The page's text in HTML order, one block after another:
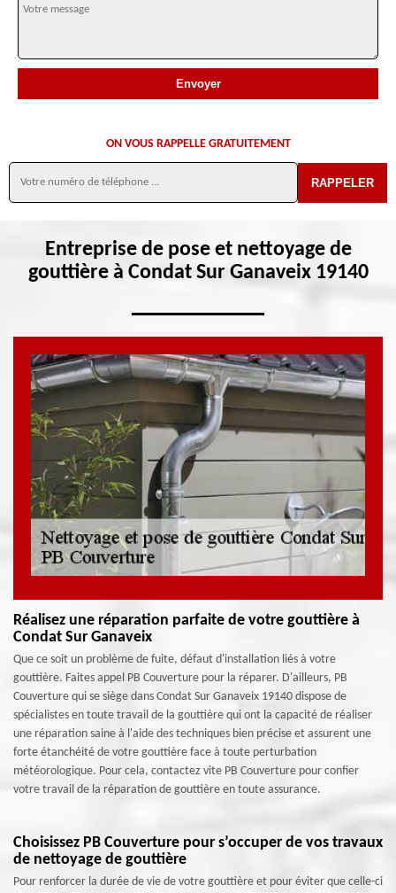
ON VOUS RAPPELLE GRATUITEMENT
Entreprise de pose et nettoyage de
gouttière à Condat Sur Ganaveix 19140
Réalisez une réparation parfaite de votre gouttière à
Condat Sur Ganaveix
Que ce soit un problème de fuite, défaut d'installation liés à votre
gouttière. Faites appel PB Couverture pour la réparer. D'ailleurs, PB
Couverture qui se siège dans Condat Sur Ganaveix 19140 dispose de
spécialistes en toute travail de la gouttière qui ont la capacité de réaliser
une réparation saine à l'aide des techniques bien précise et assurent une
forte étanchéité de votre gouttière face à toute perturbation
météorologique. Pour cela, contactez vite PB Couverture pour confier
votre travail de la réparation de gouttière en toute assurance.
Choisissez PB Couverture pour s’occuper de vos travaux
de nettoyage de gouttière
Pour renforcer la durée de vie de votre gouttière et pour éviter que celle-ci